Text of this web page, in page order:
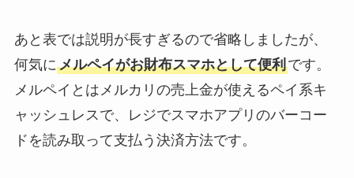
あと表では説明が長すぎるので省略しましたが、
何気にメルペイがお財布スマホとして便利です。
メルペイとはメルカリの売上金が使えるペイ系キ
ャッシュレスで、レジでスマホアプリのバーコー
ドを読み取って支払う決済方法です。